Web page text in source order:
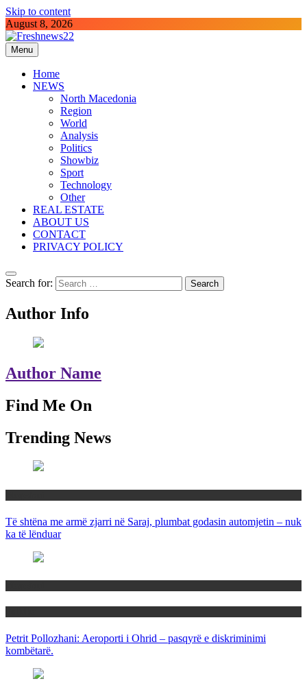
Skip to content
August 8, 2026
Freshnews22
Best News Website in North Macedonia
Menu
Home
NEWS
North Macedonia
Region
World
Analysis
Politics
Showbiz
Sport
Technology
Other
REAL ESTATE
ABOUT US
CONTACT
PRIVACY POLICY
Search for:
Author Info
Author Name
Find Me On
Trending News
Të shtëna me armë zjarri në Saraj, plumbat godasin automjetin – nuk
ka të lënduar
Petrit Pollozhani: Aeroporti i Ohrid – pasqyrë e diskriminimi
kombëtarë.